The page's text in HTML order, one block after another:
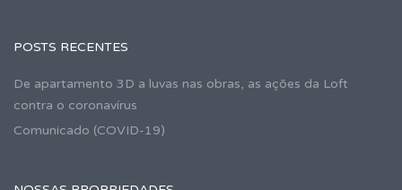
POSTS RECENTES
De apartamento 3D a luvas nas obras, as ações da Loft
contra o coronavírus
Comunicado (COVID-19)